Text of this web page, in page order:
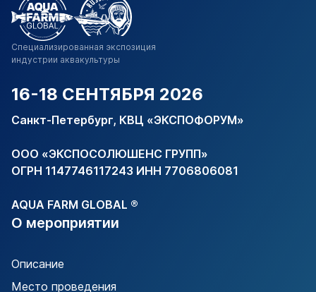
Специализированная экспозиция
индустрии аквакультуры
16-18 СЕНТЯБРЯ 2026
Санкт-Петербург, КВЦ «ЭКСПОФОРУМ»
ООО «ЭКСПОСОЛЮШЕНС ГРУПП»
ОГРН 1147746117243 ИНН 7706806081
AQUA FARM GLOBAL ®
О мероприятии
Описание
Место проведения